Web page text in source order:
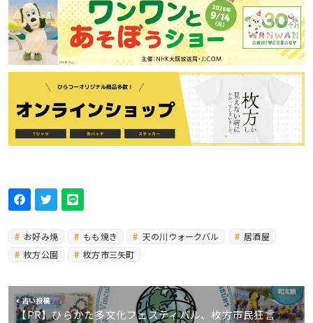
お好み焼 もも焼き 天の川ウォークバル
居酒屋
枚方公園
枚方市三矢町
古い投稿
【PR】ひらかた多文化フェスティバル、枚方市民狂言